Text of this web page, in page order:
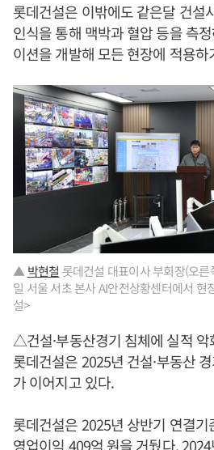
롯데건설은 이밖에도 같은달 건설
인식을 통해 맥박과 혈압 등을 측
이션을 개발해 모든 현장에 적용하
▲ 박현철 롯데건설 대표이사 부회장(오
일 서울 서초 본사 AI안전상황센터에서 현
설>
△건설·부동산경기 침체에 실적 악
롯데건설은 2025년 건설·부동산
가 이어지고 있다.
롯데건설은 2025년 상반기 연결
영업이익 409억 원을 거뒀다.